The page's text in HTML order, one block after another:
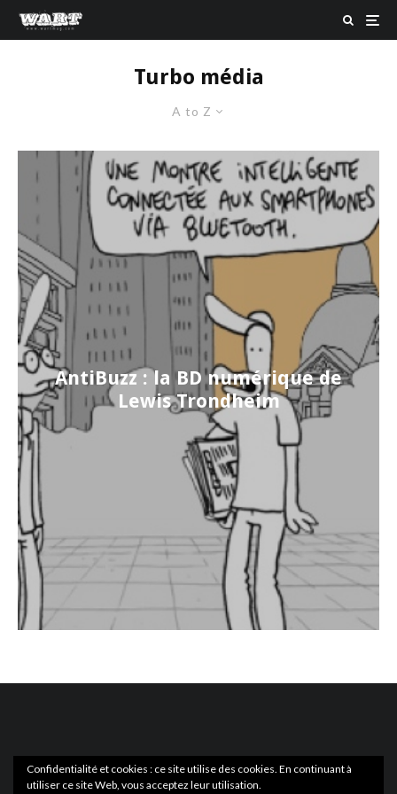
Turbo média
A to Z
AntiBuzz : la BD numérique de
Lewis Trondheim
Confidentialité et cookies : ce site utilise des cookies. En continuant à
utiliser ce site Web, vous acceptez leur utilisation.